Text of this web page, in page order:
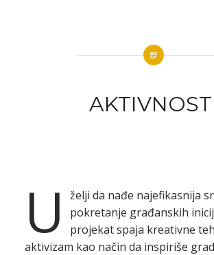
U
želji da nađe najefikasnija
pokretanje građanskih
projekat spaja kreativne
aktivizam kao način da inspiriše